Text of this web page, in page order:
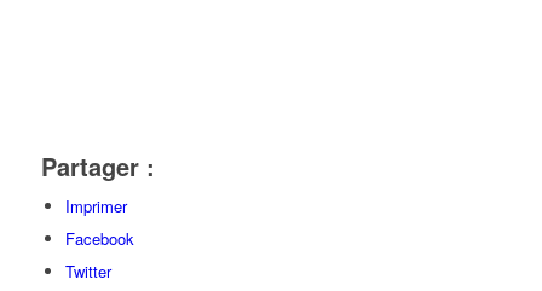
Partager :
Imprimer
Facebook
Twitter